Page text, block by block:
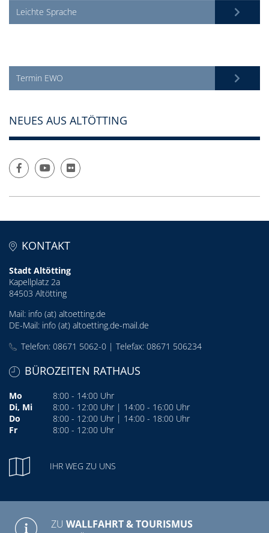
Leichte Sprache
Termin EWO
NEUES AUS ALTÖTTING
KONTAKT
Stadt Altötting
Kapellplatz 2a
84503 Altötting
Mail: info (at) altoetting.de
DE-Mail: info (at) altoetting.de-mail.de
Telefon: 08671 5062-0 | Telefax: 08671 506234
BÜROZEITEN RATHAUS
Mo
8:00 - 14:00 Uhr
Di, Mi
8:00 - 12:00 Uhr | 14:00 - 16:00 Uhr
Do
8:00 - 12:00 Uhr | 14:00 - 18:00 Uhr
Fr
8:00 - 12:00 Uhr
IHR WEG ZU UNS
ZU WALLFAHRT & TOURISMUS